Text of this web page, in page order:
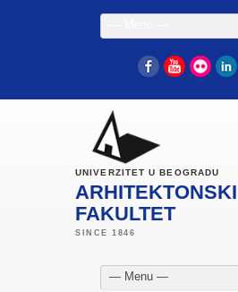
FacebookYouTube
Flickr
UNIVERZITET U BEOGRADU
ARHITEKTONSKI
FAKULTET
— Menu —